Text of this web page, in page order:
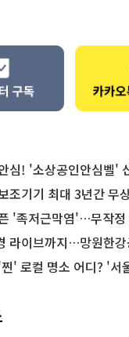
심! '소상공인안심벨'
기기 최대 3년간 무상 대
저근막염'…무작정 참지
라이브까지…망원한
' 로컬 명소 어디? '서울